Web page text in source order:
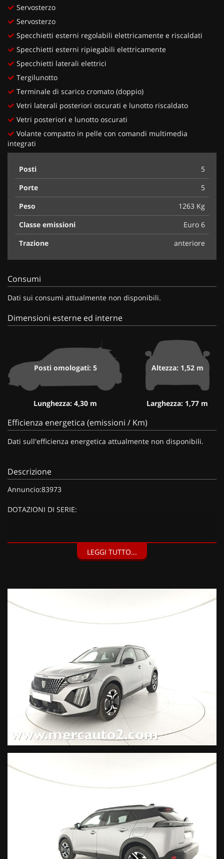
Servosterzo
Servosterzo
Specchietti esterni regolabili elettricamente e riscaldati
Specchietti esterni ripiegabili elettricamente
Specchietti laterali elettrici
Tergilunotto
Terminale di scarico cromato (doppio)
Vetri laterali posteriori oscurati e lunotto riscaldato
Vetri posteriori e lunotto oscurati
Volante compatto in pelle con comandi multimedia
integrati
Posti
5
Porte
5
Peso
1263 Kg
Classe emissioni
Euro 6
Trazione
anteriore
Consumi
Dati sui consumi attualmente non disponibili.
Dimensioni esterne ed interne
Posti omologati: 5
Lunghezza: 4,30 m
Altezza: 1,52 m
Larghezza: 1,77 m
Efficienza energetica (emissioni / Km)
Dati sull'efficienza energetica attualmente non disponibili.
Descrizione
Annuncio:83973
DOTAZIONI DI SERIE:
Pack Navigation, Pack Access, Pack Navigation & Access (720
LEGGI TUTTO...